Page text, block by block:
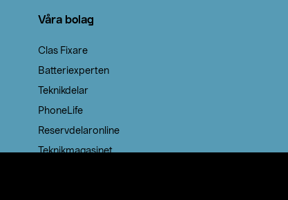
Våra bolag
Clas Fixare
Batteriexperten
Teknikdelar
PhoneLife
Reservdelaronline
Teknikmagasinet